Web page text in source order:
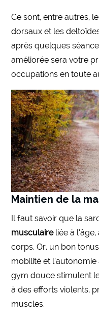
Ce sont, entre autres,
dorsaux et les
après quelques
améliorée sera votre
occupations en toute
Maintien de la
Il faut savoir que la
musculaireliée à
corps. Or, un bon
mobilité et
gym douce stimulent
à des efforts violents,
muscles.